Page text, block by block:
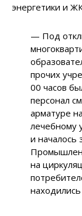
энергетики и
— Под
прочих
00 часов
персонал
арматуре
лечебному
и началось
на